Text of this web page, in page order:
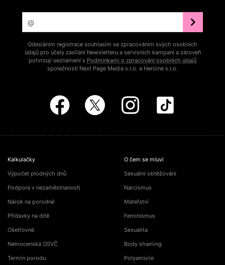
Odesláním registrace souhlasím se zpracováním svých osobních
údajů pro účely zasílání Newsletteru a servisních kampaní a zároveň
potvrzuji seznámení s Podmínkami o zpracování osobních údajů
společností Next Page Media s.r.o. a Heroine s.r.o.
Kalkulačky
Výpočet plodných dnů
Podpora v nezaměstnanosti
Nárok na porodné
Přídavky na dítě
Ošetřovné
Nemocenská OSVČ
Termín porodu
O čem se mluví
Sexuální obtěžování
Narcismus
Mateřství
Feminismus
Sexualita
Body shaming
Polyamorie